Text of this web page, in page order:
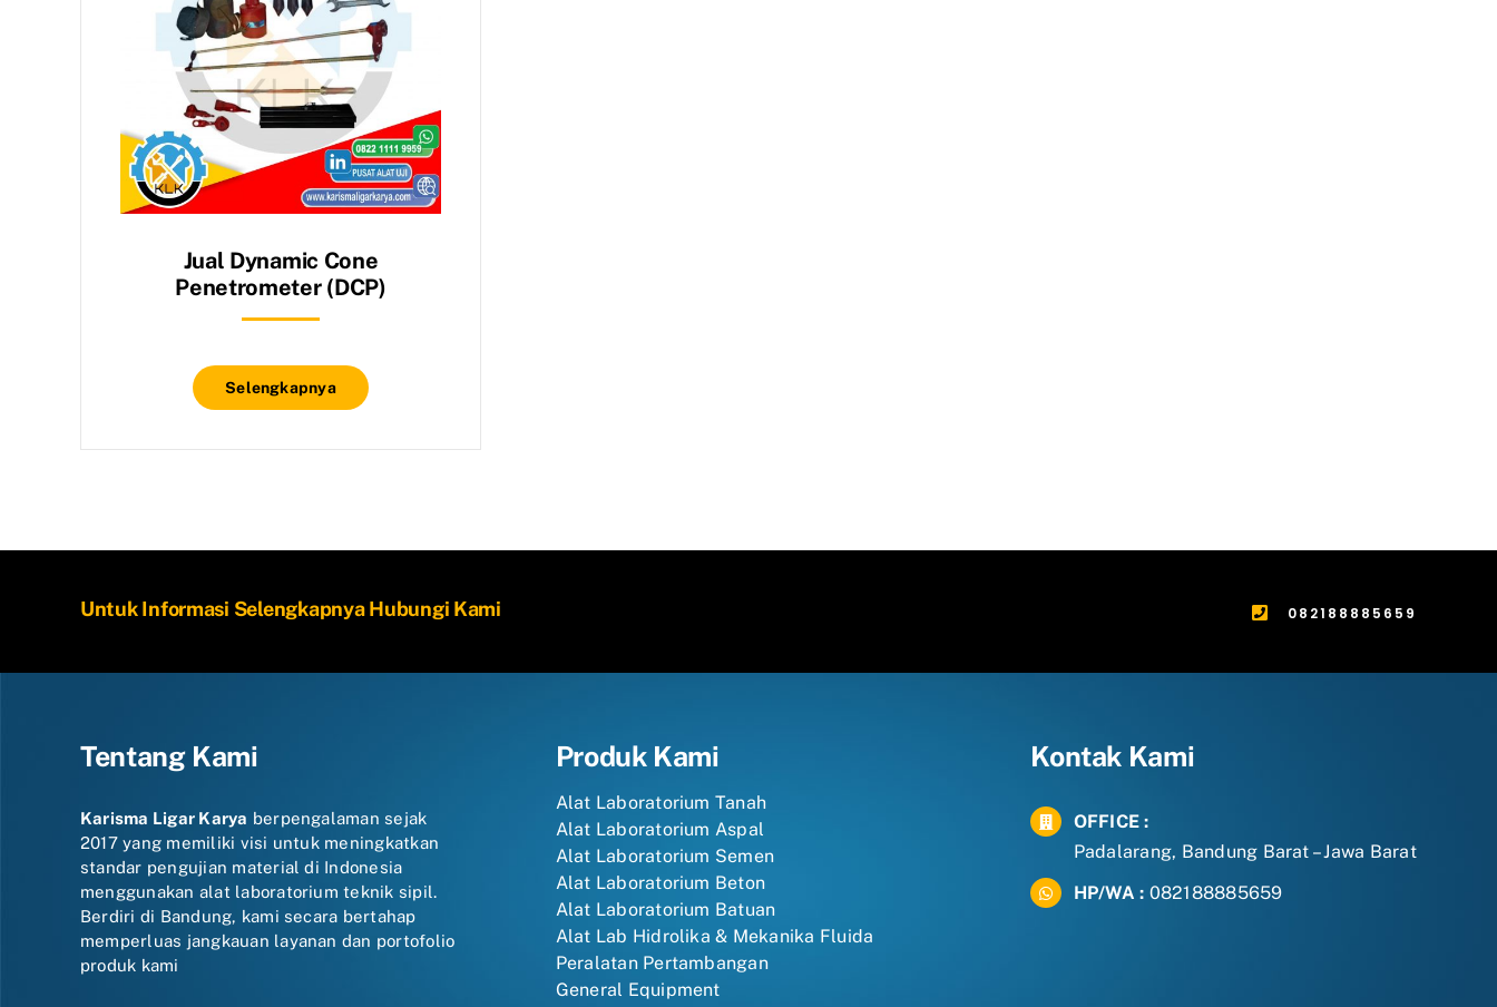
Jual Dynamic Cone
Penetrometer (DCP)
Selengkapnya
Untuk Informasi Selengkapnya Hubungi Kami 082188885659
Tentang Kami
Karisma Ligar Karya berpengalaman sejak
2017 yang memiliki visi untuk meningkatkan
standar pengujian material di Indonesia
menggunakan alat laboratorium teknik sipil.
Berdiri di Bandung, kami secara bertahap
memperluas jangkauan layanan dan portofolio
produk kami
Produk Kami
Alat Laboratorium Tanah
Alat Laboratorium Aspal
Alat Laboratorium Semen
Alat Laboratorium Beton
Alat Laboratorium Batuan
Alat Lab Hidrolika & Mekanika Fluida
Peralatan Pertambangan
General Equipment
Kontak Kami
OFFICE :
Padalarang, Bandung Barat – Jawa Barat
HP/WA : 082188885659